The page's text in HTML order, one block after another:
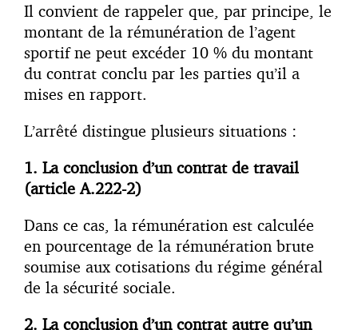
Il convient de rappeler que, par principe, le
montant de la rémunération de l’agent
sportif ne peut excéder 10 % du montant
du contrat conclu par les parties qu’il a
mises en rapport.
L’arrêté distingue plusieurs situations :
1. La conclusion d’un contrat de travail
(article A.222-2)
Dans ce cas, la rémunération est calculée
en pourcentage de la rémunération brute
soumise aux cotisations du régime général
de la sécurité sociale.
2. La conclusion d’un contrat autre qu’un